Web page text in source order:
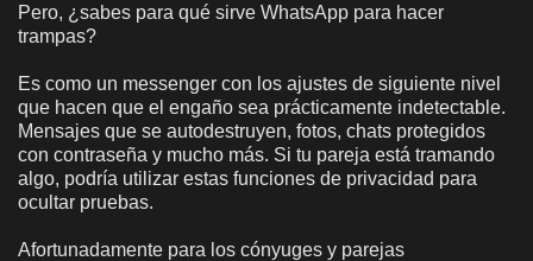
Pero, ¿sabes para qué sirve WhatsApp para hacer
trampas?
Es como un messenger con los ajustes de siguiente nivel
que hacen que el engaño sea prácticamente indetectable.
Mensajes que se autodestruyen, fotos, chats protegidos
con contraseña y mucho más. Si tu pareja está tramando
algo, podría utilizar estas funciones de privacidad para
ocultar pruebas.
Afortunadamente para los cónyuges y parejas